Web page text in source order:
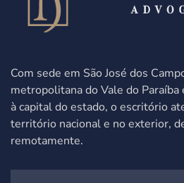
Com sede em São José dos
metropolitana do Vale do
à capital do estado, o escritório
território nacional e no exterior,
remotamente.